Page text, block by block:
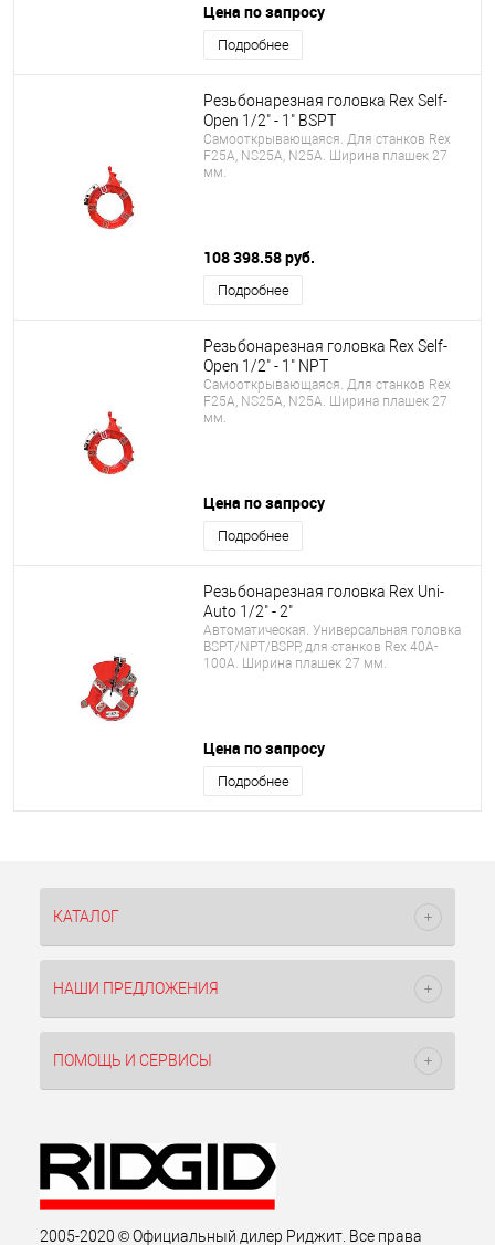
Цена по запросу
Подробнее
Резьбонарезная головка Rex Self-
Open 1/2" - 1" BSPT
Самооткрывающаяся. Для станков Rex
F25A, NS25A, N25A. Ширина плашек 27
мм.
108 398.58 руб.
Подробнее
Резьбонарезная головка Rex Self-
Open 1/2" - 1" NPT
Самооткрывающаяся. Для станков Rex
F25A, NS25A, N25A. Ширина плашек 27
мм.
Цена по запросу
Подробнее
Резьбонарезная головка Rex Uni-
Auto 1/2" - 2"
Автоматическая. Универсальная головка
BSPT/NPT/BSPP, для станков Rex 40A-
100A. Ширина плашек 27 мм.
Цена по запросу
Подробнее
КАТАЛОГ
НАШИ ПРЕДЛОЖЕНИЯ
ПОМОЩЬ И СЕРВИСЫ
2005-2020 © Официальный дилер Риджит. Все права